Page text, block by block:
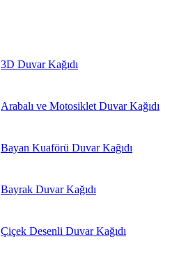
3D Duvar Kağıdı
Arabalı ve Motosiklet Duvar Kağıdı
Bayan Kuaförü Duvar Kağıdı
Bayrak Duvar Kağıdı
Çiçek Desenli Duvar Kağıdı